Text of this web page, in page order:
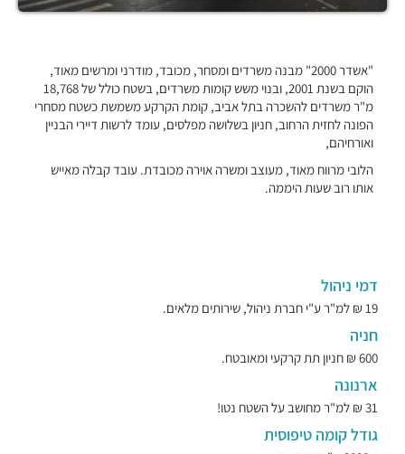
"אשדר 2000" מבנה משרדים ומסחר, מכובד, מודרני ומרשים מאוד,
הוקם בשנת 2001, ובנוי משש קומות משרדים, בשטח כולל של 18,768
מ"ר משרדים להשכרה בתל אביב, קומת הקרקע משמשת כשטח מסחרי
הפונה לחזית הרחוב, חניון בשלושה מפלסים, עומד לרשות דיירי הבניין
ואורחיהם,
הלובי מרווח מאוד, מעוצב ומשרה אוירה מכובדת. עובד קבלה מאייש
אותו רוב שעות היממה.
דמי ניהול
19 ₪ למ"ר ע"י חברת ניהול, שירותים מלאים.
חניה
600 ₪ חניון תת קרקעי ומאובטח.
ארנונה
31 ₪ למ"ר מחושב על השטח נטו!
גודל קומה טיפוסית